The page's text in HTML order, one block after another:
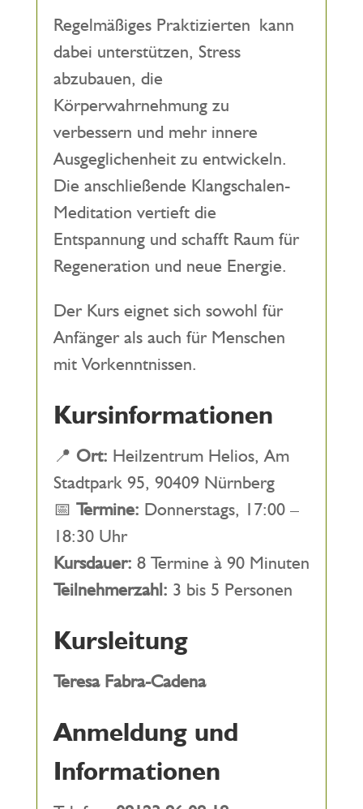
Regelmäßiges Praktizierten kann
dabei unterstützen, Stress
abzubauen, die
Körperwahrnehmung zu
verbessern und mehr innere
Ausgeglichenheit zu entwickeln.
Die anschließende Klangschalen-
Meditation vertieft die
Entspannung und schafft Raum für
Regeneration und neue Energie.
Der Kurs eignet sich sowohl für
Anfänger als auch für Menschen
mit Vorkenntnissen.
Kursinformationen
📍 Ort: Heilzentrum Helios, Am
Stadtpark 95, 90409 Nürnberg
📅 Termine: Donnerstags, 17:00 –
18:30 Uhr
Kursdauer: 8 Termine à 90 Minuten
Teilnehmerzahl: 3 bis 5 Personen
Kursleitung
Teresa Fabra-Cadena
Anmeldung und
Informationen